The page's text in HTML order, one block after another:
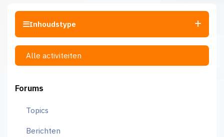
Inhoudstype
Alle activiteiten
Forums
Topics
Berichten